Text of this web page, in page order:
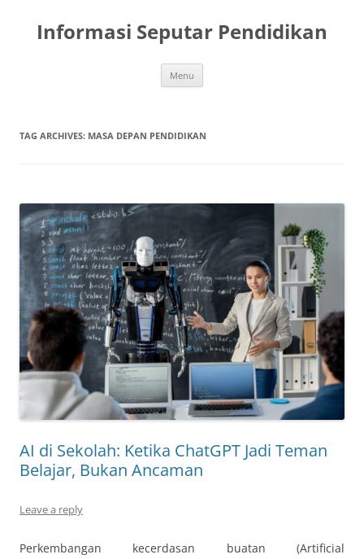
content
Informasi Seputar Pendidikan
Menu
TAG ARCHIVES: MASA DEPAN PENDIDIKAN
AI di Sekolah: Ketika ChatGPT Jadi Teman
Belajar, Bukan Ancaman
Leave a reply
Perkembangan kecerdasan buatan (Artificial